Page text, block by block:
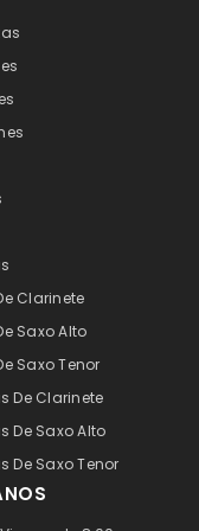
Clarinete
Saxo Alto
Saxo Tenor
De Clarinete
De Saxo Alto
De Saxo Tenor